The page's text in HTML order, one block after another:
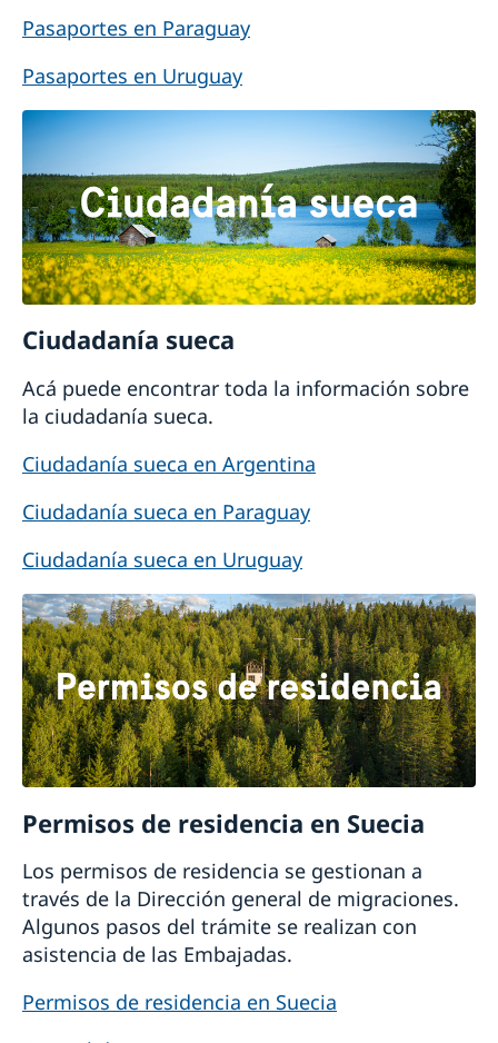
Pasaportes en Paraguay
Pasaportes en Uruguay
Ciudadanía sueca
Acá puede encontrar toda la información sobre
la ciudadanía sueca.
Ciudadanía sueca en Argentina
Ciudadanía sueca en Paraguay
Ciudadanía sueca en Uruguay
Permisos de residencia en Suecia
Los permisos de residencia se gestionan a
través de la Dirección general de migraciones.
Algunos pasos del trámite se realizan con
asistencia de las Embajadas.
Permisos de residencia en Suecia